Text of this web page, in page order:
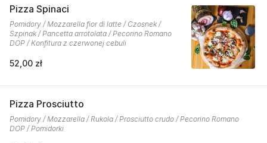
Pizza Spinaci
Pomidory / Mozzarella fior di latte / Czosnek /
Szpinak / Pancetta arrotolata / Pecorino Romano
DOP / Konfitura z czerwonej cebuli
52,00 zł
Pizza Prosciutto
Pomidory / Mozzarella / Rukola / Prosciutto crudo / Pecorino Romano
DOP / Pomidorki